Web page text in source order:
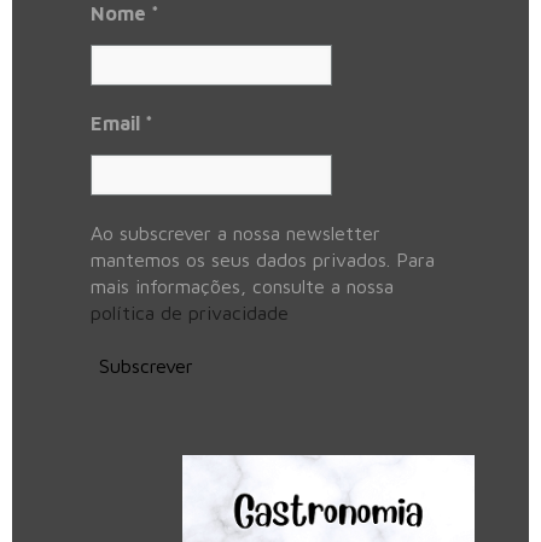
Nome *
Email *
Ao subscrever a nossa newsletter
mantemos os seus dados privados. Para
mais informações, consulte a nossa
política de privacidade